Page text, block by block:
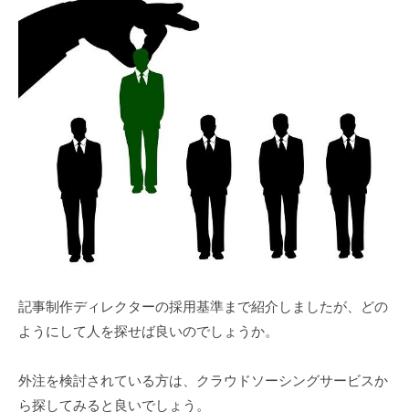
記事制作ディレクターの採用基準まで紹介しましたが、どの
ようにして人を探せば良いのでしょうか。
外注を検討されている方は、クラウドソーシングサービスか
ら探してみると良いでしょう。